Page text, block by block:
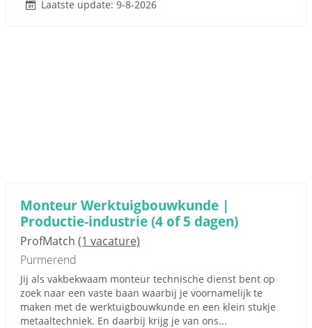
Laatste update: 9-8-2026
Monteur Werktuigbouwkunde |
Productie-industrie (4 of 5 dagen)
ProfMatch (1 vacature)
Purmerend
Jij als vakbekwaam monteur technische dienst bent op
zoek naar een vaste baan waarbij je voornamelijk te
maken met de werktuigbouwkunde en een klein stukje
metaaltechniek. En daarbij krijg je van ons...